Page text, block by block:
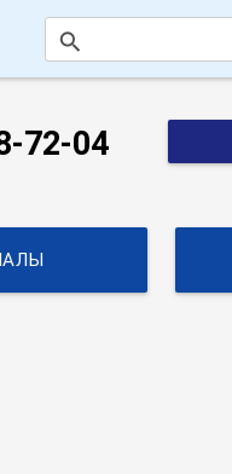
search
72-04